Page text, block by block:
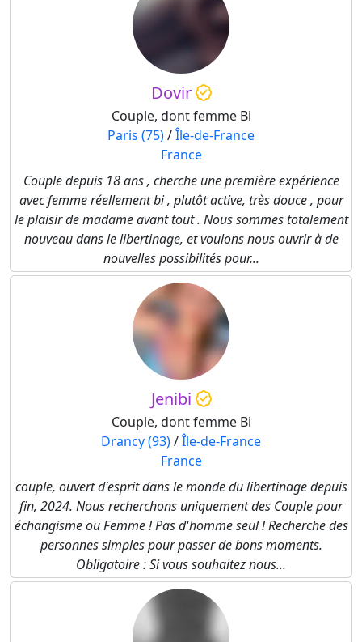
Dovir
Couple, dont femme Bi
Paris (75)/Île-de-France
France
Couple depuis 18 ans , cherche une première expérience
avec femme réellement bi , plutôt active, très douce , pour
le plaisir de madame avant tout . Nous sommes totalement
nouveau dans le libertinage, et voulons nous ouvrir à de
nouvelles possibilités pour...
Jenibi
Couple, dont femme Bi
Drancy (93)/Île-de-France
France
couple, ouvert d'esprit dans le monde du libertinage depuis
fin, 2024. Nous recherchons uniquement des Couple pour
échangisme ou Femme ! Pas d'homme seul ! Recherche des
personnes simples pour passer de bons moments.
Obligatoire : Si vous souhaitez nous...